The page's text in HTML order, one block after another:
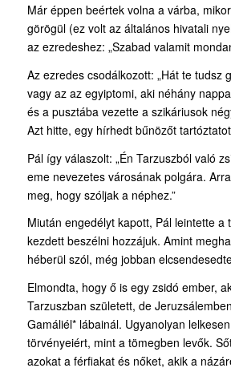
Már éppen beértek volna a várba,
görögül (ez volt az általános hivatali
az ezredeshez: „Szabad valamit
Az ezredes csodálkozott: „Hát te tudsz
vagy az az egyiptomi, aki néhány
és a pusztába vezette a szikáriusok
Azt hitte, egy hírhedt bűnözőt
Pál így válaszolt: „Én Tarzuszból való
eme nevezetes városának polgára.
meg, hogy szóljak a néphez.”
Miután engedélyt kapott, Pál leintette a
kezdett beszélni hozzájuk. Amint
héberül szól, még jobban
Elmondta, hogy ő is egy zsidó ember,
Tarzuszban született, de
Gamáliél* lábainál. Ugyanolyan
törvényeiért, mint a tömegben levők.
azokat a férfiakat és nőket, akik a